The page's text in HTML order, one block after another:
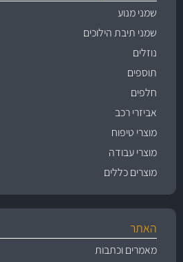
שמני מנוע
שמני תיבת הילוכים
נוזלים
תוספים
חלפים
אביזרי רכב
מוצרי טיפוח
מוצרי עבודה
מוצרים כללים
האתר
מאמרים וכתבות